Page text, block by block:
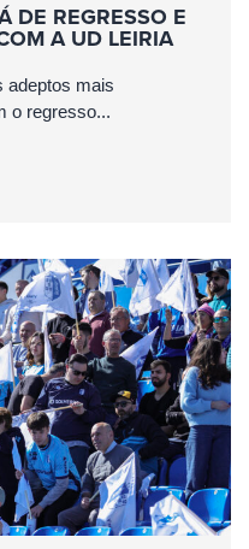
DE REGRESSO E
A UD LEIRIA
adeptos mais
o regresso...